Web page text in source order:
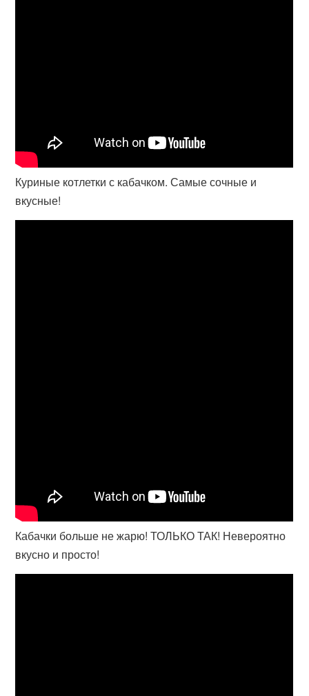
Куриные котлетки с кабачком. Самые сочные и
вкусные!
Кабачки больше не жарю! ТОЛЬКО ТАК! Невероятно
вкусно и просто!